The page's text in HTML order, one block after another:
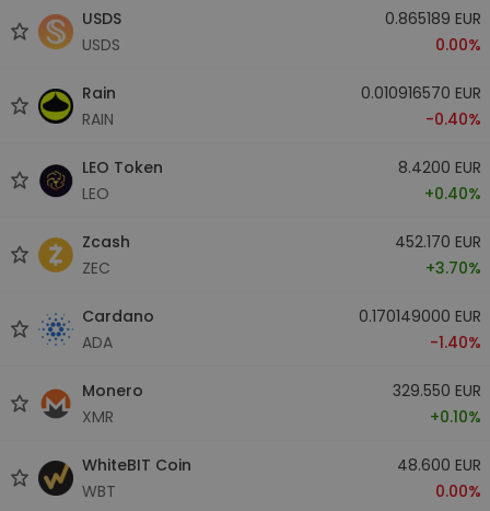
USDS
USDS
0.865189 EUR
0.00%
Rain
RAIN
0.010916570 EUR
-0.40%
LEO Token
LEO
8.4200 EUR
+0.40%
Zcash
ZEC
452.170 EUR
+3.70%
Cardano
ADA
0.170149000 EUR
-1.40%
Monero
XMR
329.550 EUR
+0.10%
WhiteBIT Coin
WBT
48.600 EUR
0.00%